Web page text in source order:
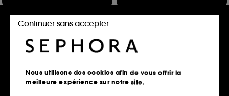
Nous utilisons des cookies afin de vous offrir la
meilleure expérience sur notre site.
Continuer sans accepter